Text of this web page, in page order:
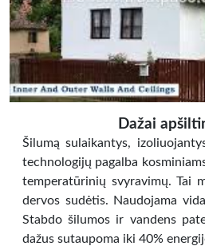
Dažai
Šilumą sulaikantys,
technologijų pagalba
temperatūrinių svyravimų. Tai
dervos sudėtis. Naudojama
Stabdo šilumos ir vandens
dažus sutaupoma iki 40%